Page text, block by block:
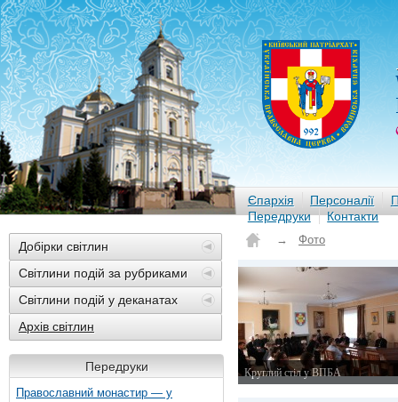
Єпархія Персоналії
Передруки
Контакти
Добірки світлин
Світлини подій за рубриками
Світлини подій у деканатах
Архів світлин
Передруки
Православний монастир — у
→ Фото
Круглий стіл у ВПБА